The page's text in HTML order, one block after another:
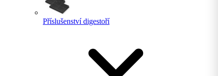
Příslušenství digestoří